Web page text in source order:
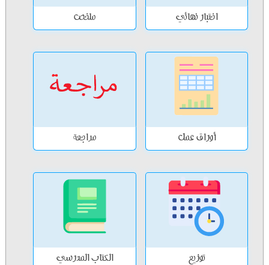
اختبار نهائي ملخص
أوراق عمل مراجعة
توزيع الكتاب المدرسي